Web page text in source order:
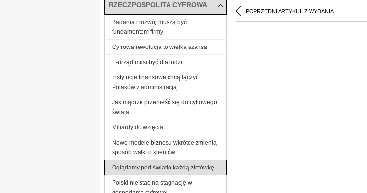
POPRZEDNI ARTYKUŁ Z WYDANIA
RZECZPOSPOLITA CYFROWA
Badania i rozwój muszą być
fundamentem firmy
Cyfrowa rewolucja to wielka szansa
E-urząd musi być dla ludzi
Instytucje finansowe chcą łączyć
Polaków z administracją
Jak mądrze przenieść się do cyfrowego
świata
Miliardy do wzięcia
Nowe modele biznesu wkrótce zmienią
sposób walki o klientów
Oglądamy pod światło każdą złotówkę
Polski nie stać na stagnację w